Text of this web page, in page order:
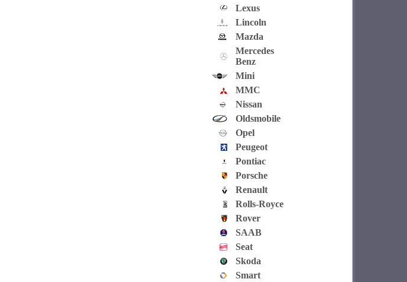
Lexus
Lincoln
Mazda
Mercedes
Benz
Mini
MMC
Nissan
Oldsmobile
Opel
Peugeot
Pontiac
Porsche
Renault
Rolls-Royce
Rover
SAAB
Seat
Skoda
Smart